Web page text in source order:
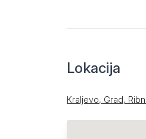
Lokacija
Kraljevo, Grad,